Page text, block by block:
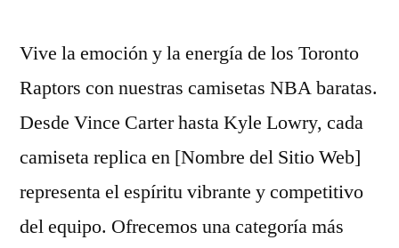
Vive la emoción y la energía de los Toronto
Raptors con nuestras camisetas NBA baratas.
Desde Vince Carter hasta Kyle Lowry, cada
camiseta replica en [Nombre del Sitio Web]
representa el espíritu vibrante y competitivo
del equipo. Ofrecemos una categoría más